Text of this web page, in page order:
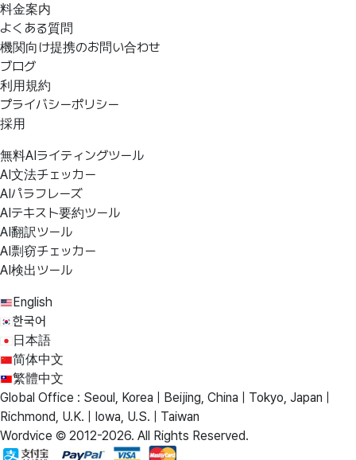
料金案内
よくある質問
機関向け提携のお問い合わせ
ブログ
利用規約
プライバシーポリシー
採用
無料AIライティングツール
AI文法チェッカー
AIパラフレーズ
AIテキスト要約ツール
AI翻訳ツール
AI剽窃チェッカー
AI検出ツール
English
한국어
日本語
简体中文
繁體中文
Global Office : Seoul, Korea | Beijing, China | Tokyo, Japan |
Richmond, U.K. | Iowa, U.S. | Taiwan
Wordvice © 2012-2026. All Rights Reserved.